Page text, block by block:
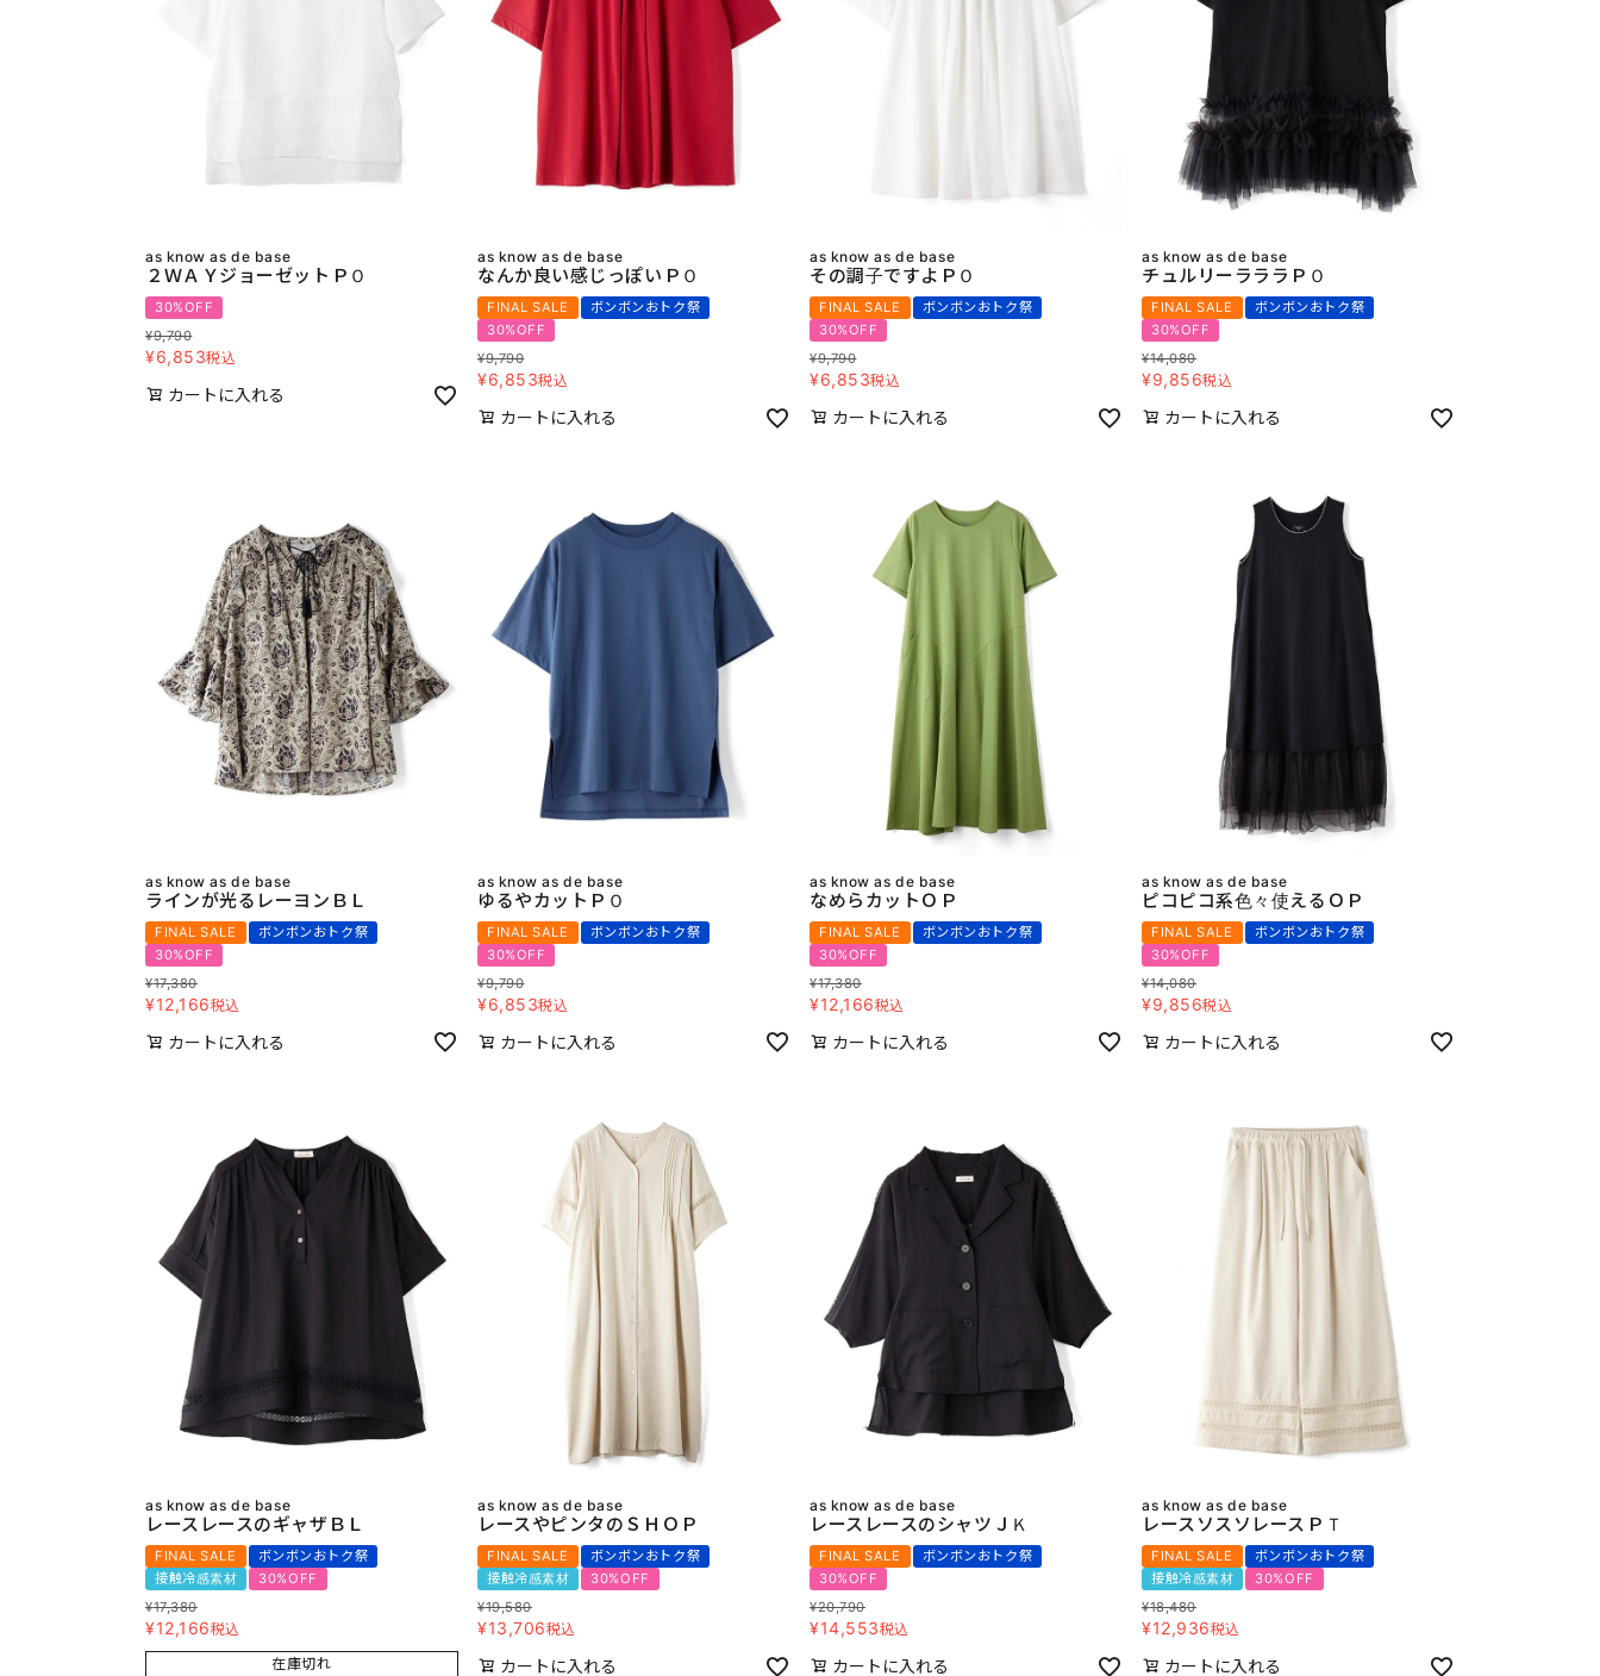
as know as de base
２ＷＡＹジョーゼットＰＯ
30%OFF
¥9,790
¥6,853税込
カートに入れる
as know as de base
なんか良い感じっぽいＰＯ
FINAL SALE
ボンボンおトク祭
30%OFF
¥9,790
¥6,853税込
カートに入れる
as know as de base
その調子ですよＰＯ
FINAL SALE
ボンボンおトク祭
30%OFF
¥9,790
¥6,853税込
カートに入れる
as know as de base
チュルリーラララＰＯ
FINAL SALE
ボンボンおトク祭
30%OFF
¥14,080
¥9,856税込
カートに入れる
as know as de base
ラインが光るレーヨンＢＬ
FINAL SALE
ボンボンおトク祭
30%OFF
¥17,380
¥12,166税込
カートに入れる
as know as de base
ゆるやカットＰＯ
FINAL SALE
ボンボンおトク祭
30%OFF
¥9,790
¥6,853税込
カートに入れる
as know as de base
なめらカットＯＰ
FINAL SALE
ボンボンおトク祭
30%OFF
¥17,380
¥12,166税込
カートに入れる
as know as de base
ピコピコ系色々使えるＯＰ
FINAL SALE
ボンボンおトク祭
30%OFF
¥14,080
¥9,856税込
カートに入れる
as know as de base
レースレースのギャザＢＬ
FINAL SALE
ボンボンおトク祭
接触冷感素材
30%OFF
¥17,380
¥12,166税込
在庫切れ
as know as de base
レースやピンタのＳＨＯＰ
FINAL SALE
ボンボンおトク祭
接触冷感素材
30%OFF
¥19,580
¥13,706税込
カートに入れる
as know as de base
レースレースのシャツＪＫ
FINAL SALE
ボンボンおトク祭
30%OFF
¥20,790
¥14,553税込
カートに入れる
as know as de base
レースソスソレースＰＴ
FINAL SALE
ボンボンおトク祭
接触冷感素材
30%OFF
¥18,480
¥12,936税込
カートに入れる